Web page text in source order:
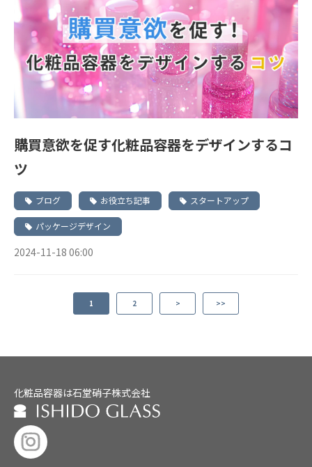
購買意欲を促す化粧品容器をデザインするコ
ツ
ブログ お役立ち記事 スタートアップ
パッケージデザイン
2024-11-18 06:00
1 2 > >>
化粧品容器は石堂硝子株式会社